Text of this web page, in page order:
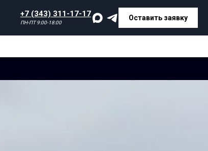
+7 (343) 311-17-17
ПН-ПТ 9:00-18:00
Оставить заявку